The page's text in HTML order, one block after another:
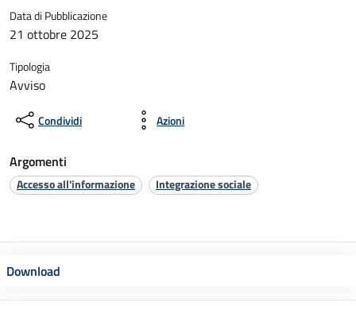
Data di Pubblicazione
21 ottobre 2025
Tipologia
Avviso
Condividi Azioni
Argomenti
Accesso all'informazione Integrazione sociale
Download